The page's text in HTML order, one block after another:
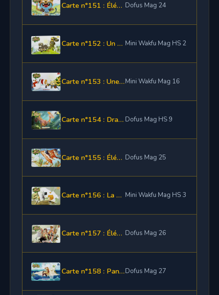
Carte n°151 : Élément de la Cosmoplie Dofus Mag 24
Carte n°152 : Un élément de la Panoplie Yugo Mini Wakfu Mag HS 2
Carte n°153 : Une épée ShushetteMini Wakfu Mag 16
Carte n°154 : Dragodinde Kraméléon Dofus Mag HS 9
Carte n°155 : Élément de la Poneyplie Dofus Mag 25
Carte n°156 : La Panoplie Yug Mini Wakfu Mag HS 3
Carte n°157 : Élément de la Gladianoplie Dofus Mag 26
Carte n°158 : PanouzbeckDofus Mag 27